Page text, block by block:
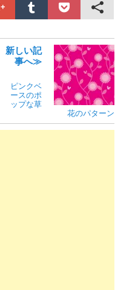
新しい記
事へ≫
ピンクベ
ースのポ
ップな草
花のパターン